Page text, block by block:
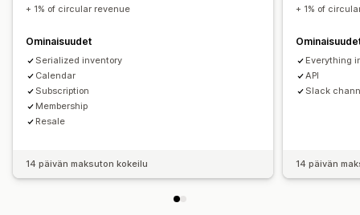
+ 1% of circular revenue
Ominaisuudet
Serialized inventory
Calendar
Subscription
Membership
Resale
14 päivän maksuton kokeilu
+ 1% of
Everything
API
Slack
14 päivän